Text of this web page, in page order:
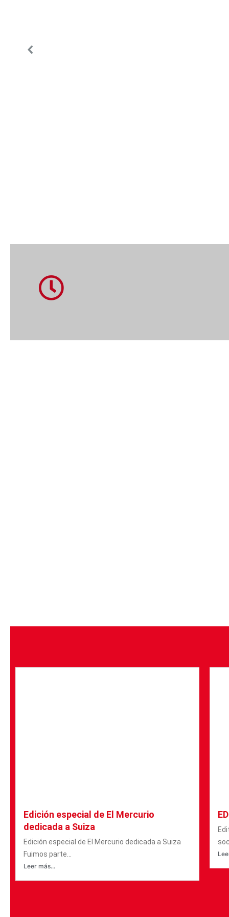
Edición especial de El Mercurio
dedicada a Suiza
Edición especial de El Mercurio dedicada a Suiza
Fuimos parte...
Leer más...